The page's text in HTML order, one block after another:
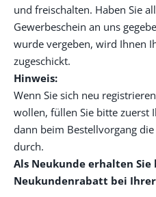
und freischalten. Haben Sie
Gewerbeschein an uns
wurde vergeben, wird Ihnen
zugeschickt.
Hinweis:
Wenn Sie sich neu
wollen, füllen Sie bitte zuerst
dann beim Bestellvorgang
durch.
Als Neukunde erhalten Sie
Neukundenrabatt bei